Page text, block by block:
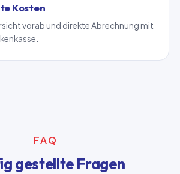
Kosten
vorab und direkte Abrechnung mit
FAQ
gestellte Fragen